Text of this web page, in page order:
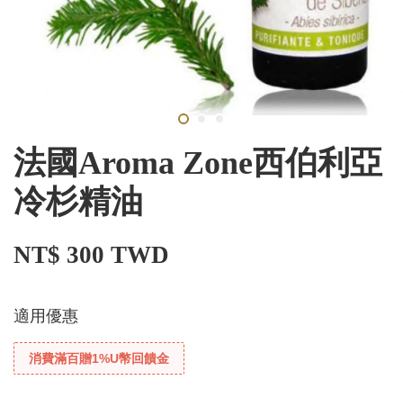
法國Aroma Zone西伯利亞
冷杉精油
NT$ 300 TWD
適用優惠
消費滿百贈1%U幣回饋金